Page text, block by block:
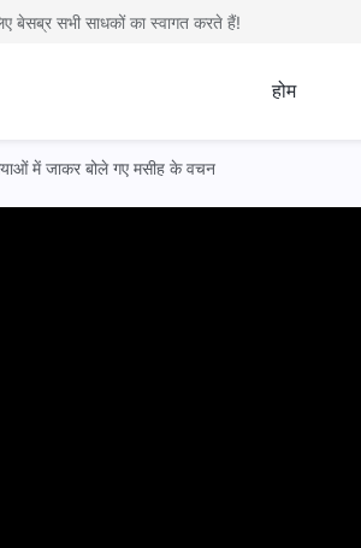
बेसब्र सभी साधकों का स्वागत करते हैं!
होम
में जाकर बोले गए मसीह के वचन